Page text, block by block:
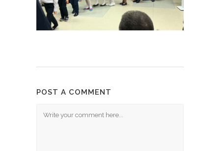
POST A COMMENT